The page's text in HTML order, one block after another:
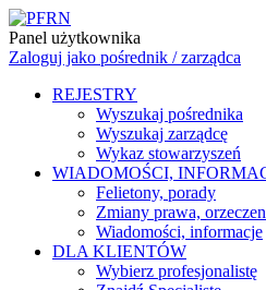
Panel użytkownika
Zaloguj jako pośrednik / zarządca
REJESTRY
Wyszukaj pośrednika
Wyszukaj zarządcę
Wykaz stowarzyszeń
WIADOMOŚCI,
Felietony, porady
Zmiany prawa,
Wiadomości, informacje
DLA KLIENTÓW
Wybierz profesjonalistę